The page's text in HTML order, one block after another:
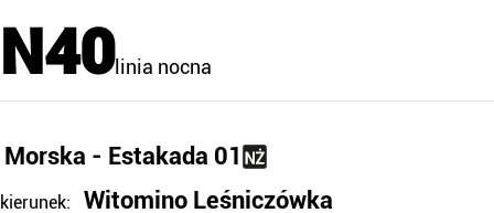
N40linia nocna
Morska - Estakada 01
kierunek: Witomino Leśniczówka